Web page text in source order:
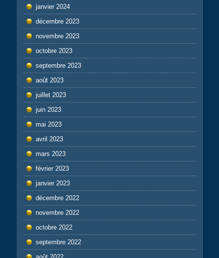
janvier 2024
décembre 2023
novembre 2023
octobre 2023
septembre 2023
août 2023
juillet 2023
juin 2023
mai 2023
avril 2023
mars 2023
février 2023
janvier 2023
décembre 2022
novembre 2022
octobre 2022
septembre 2022